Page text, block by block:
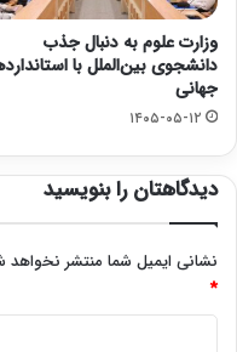
وزارت علوم به دنبال جذب
دانشجوی بین‌الملل با
جهانی
۱۴۰۵-۰۵-۱۲
دیدگاهتان را بنویسید
نشانی ایمیل شما منتشر نخواهد
*